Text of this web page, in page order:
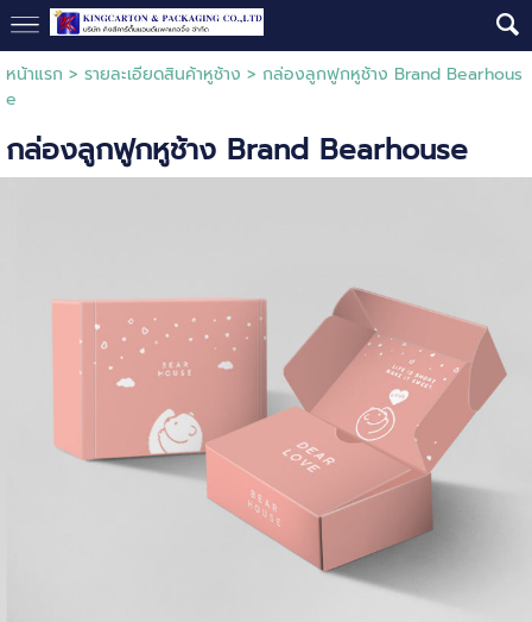
หน้าแรก > รายละเอียดสินค้าหูช้าง > กล่องลูกฟูกหูช้าง Brand Bearhous
e
กล่องลูกฟูกหูช้าง Brand Bearhouse